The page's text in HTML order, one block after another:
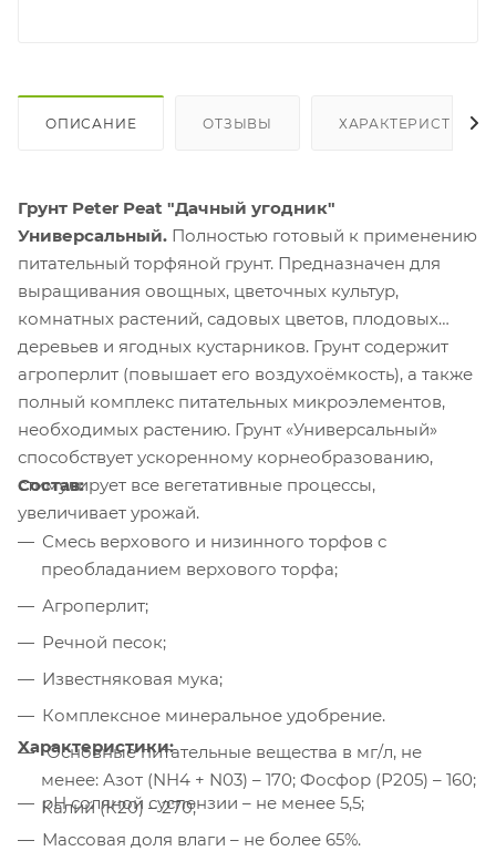
ОПИСАНИЕ ОТЗЫВЫ ХАРАКТЕРИСТИКИ
Грунт Peter Peat "Дачный угодник"
Универсальный. Полностью готовый к применению
питательный торфяной грунт. Предназначен для
выращивания овощных, цветочных культур,
комнатных растений, садовых цветов, плодовых
деревьев и ягодных кустарников. Грунт содержит
агроперлит (повышает его воздухоёмкость), а также
полный комплекс питательных микроэлементов,
необходимых растению. Грунт «Универсальный»
способствует ускоренному корнеобразованию,
стимулирует все вегетативные процессы,
увеличивает урожай.
Состав:
Смесь верхового и низинного торфов с
преобладанием верхового торфа;
Агроперлит;
Речной песок;
Известняковая мука;
Комплексное минеральное удобрение.
Основные питательные вещества в мг/л, не
менее: Азот (NH4 + N03) – 170; Фосфор (Р205) – 160;
Калий (К20) – 270;
Характеристики:
рН соляной суспензии – не менее 5,5;
Массовая доля влаги – не более 65%.